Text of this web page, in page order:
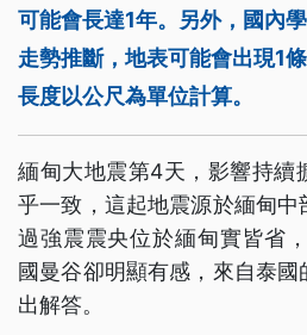
可能會長達1年。另外，國內
走勢推斷，地表可能會出現1
長度以公尺為單位計算。
緬甸大地震第4天，影響持續
乎一致，這起地震源於緬甸
過強震震央位於緬甸實皆省
國曼谷卻明顯有感，來自泰
出解答。